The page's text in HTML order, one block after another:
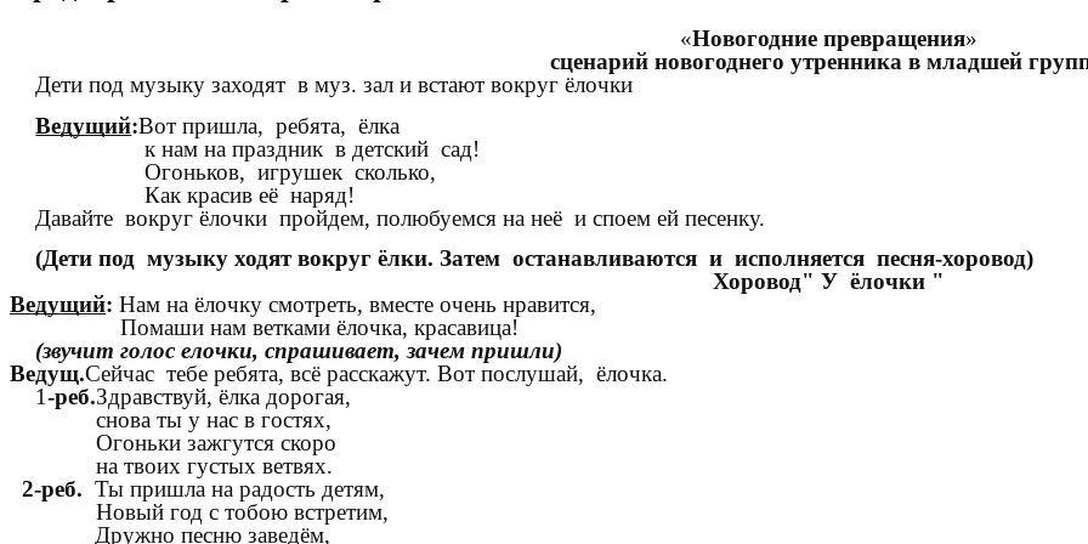
«Новогодние превращения»
сценарий новогоднего утренника в младшей
Дети под музыку заходят в муз. зал и встают вокруг ёлочки
Ведущий:Вот пришла, ребята, ёлка
к нам на праздник в детский сад!
Огоньков, игрушек сколько,
Как красив её наряд!
Давайте вокруг ёлочки пройдем, полюбуемся на неё и споем ей песенку.
(Дети под музыку ходят вокруг ёлки. Затем останавливаются и исполняется песня-хоровод)
Хоровод" У ёлочки "
Ведущий: Нам на ёлочку смотреть, вместе очень нравится,
Помаши нам ветками ёлочка, красавица!
(звучит голос елочки, спрашивает, зачем пришли)
Ведущ.Сейчас тебе ребята, всё расскажут. Вот послушай, ёлочка.
1-реб.Здравствуй, ёлка дорогая,
снова ты у нас в гостях,
Огоньки зажгутся скоро
на твоих густых ветвях.
2-реб. Ты пришла на радость детям,
Новый год с тобою встретим,
Дружно песню заведём,